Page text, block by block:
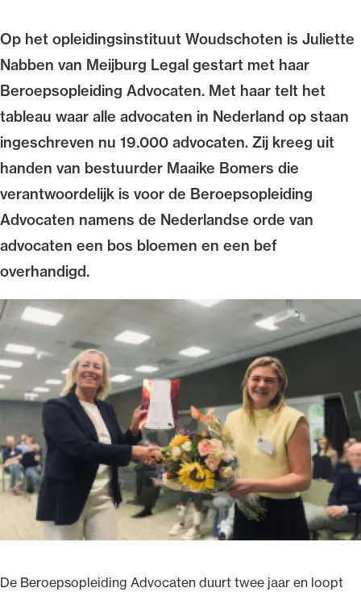
Op het opleidingsinstituut Woudschoten is Juliette
Nabben van Meijburg Legal gestart met haar
Beroepsopleiding Advocaten. Met haar telt het
tableau waar alle advocaten in Nederland op staan
ingeschreven nu 19.000 advocaten. Zij kreeg uit
handen van bestuurder Maaike Bomers die
verantwoordelijk is voor de Beroepsopleiding
Advocaten namens de Nederlandse orde van
advocaten een bos bloemen en een bef
overhandigd.
De Beroepsopleiding Advocaten duurt twee jaar en loopt
Van de Advocatenwet tot de Verordening op
de advocatuur (Voda) en de Regeling op de
advocatuur (Roda).
Ondersteuning voor advocaten bij hun
beroepsuitoefening: van de advocatenpas tot
het rechtsgebiedenregister en
geheimhoudernummers.